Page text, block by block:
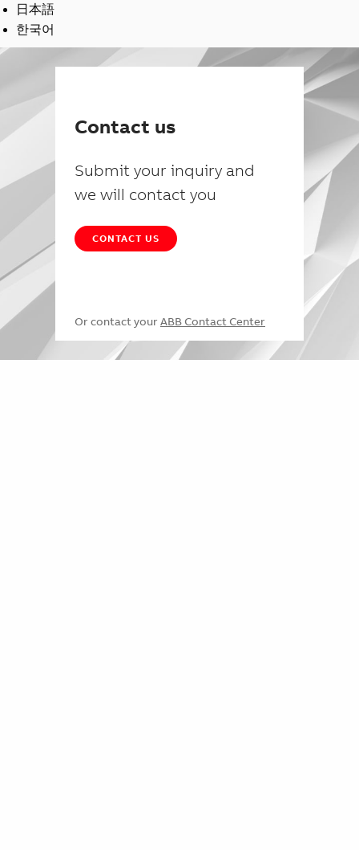
日本語
한국어
Contact us
Submit your inquiry and
we will contact you
CONTACT US
Or contact your ABB Contact Center